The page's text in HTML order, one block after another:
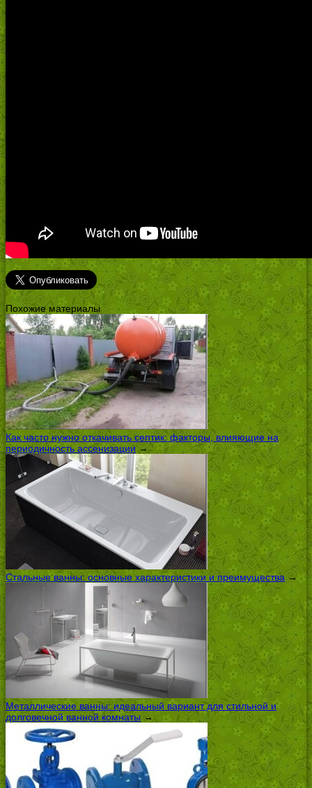
Похожие материалы
Как часто нужно откачивать септик: факторы, влияющие на
периодичность ассенизации→
Стальные ванны: основные характеристики и преимущества →
Металлические ванны: идеальный вариант для стильной и
долговечной ванной комнаты→